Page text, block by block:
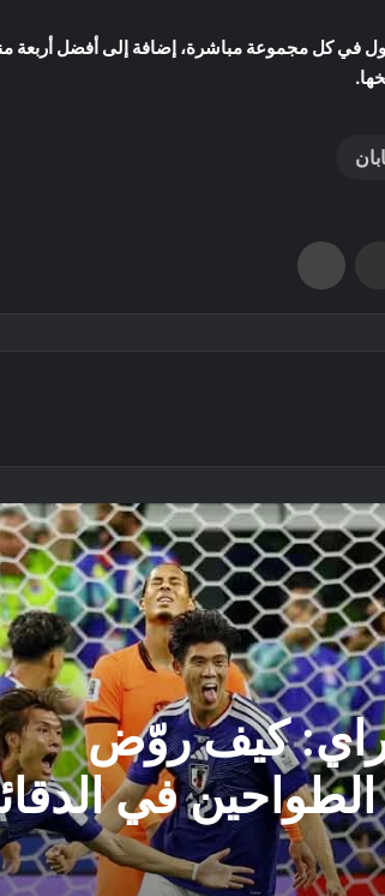
في كل مجموعة مباشرة، إضافة إلى أفضل أربعة
كيف روّض
الطواحين في